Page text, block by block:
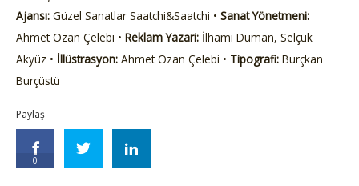
Ajansı: Güzel Sanatlar Saatchi&Saatchi • Sanat Yönetmeni:
Ahmet Ozan Çelebi • Reklam Yazari: İlhami Duman, Selçuk
Akyüz • İllüstrasyon: Ahmet Ozan Çelebi • Tipografi: Burçkan
Burçüstü
Paylaş
0